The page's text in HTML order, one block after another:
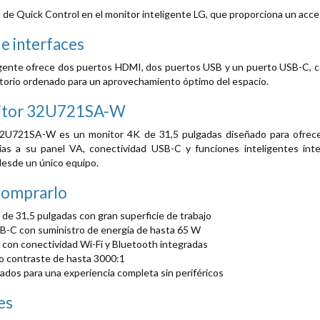
Quick Control en el monitor inteligente LG, que proporciona un
interfaces
ofrece dos puertos HDMI, dos puertos USB y un puerto USB-C,
ordenado para un aprovechamiento óptimo del espacio.
32U721SA-W
W es un monitor 4K de 31,5 pulgadas diseñado para
a su panel VA, conectividad USB-C y funciones inteligentes
un único equipo.
31,5 pulgadas con gran superficie de trabajo
C con suministro de energía de hasta 65 W
con conectividad Wi-Fi y Bluetooth integradas
contraste de hasta 3000:1
para una experiencia completa sin periféricos